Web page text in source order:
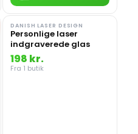
DANISH LASER DESIGN
Personlige laser
indgraverede glas
198 kr.
Fra 1 butik